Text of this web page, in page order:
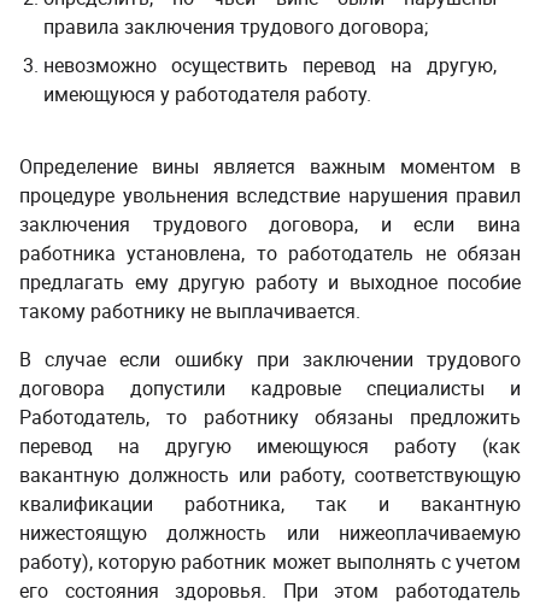
правила заключения трудового договора;
невозможно осуществить перевод на другую,
имеющуюся у работодателя работу.
Определение вины является важным моментом в
процедуре увольнения вследствие нарушения правил
заключения трудового договора, и если вина
работника установлена, то работодатель не обязан
предлагать ему другую работу и выходное пособие
такому работнику не выплачивается.
В случае если ошибку при заключении трудового
договора допустили кадровые специалисты и
Работодатель, то работнику обязаны предложить
перевод на другую имеющуюся работу (как
вакантную должность или работу, соответствующую
квалификации работника, так и вакантную
нижестоящую должность или нижеоплачиваемую
работу), которую работник может выполнять с учетом
его состояния здоровья. При этом работодатель